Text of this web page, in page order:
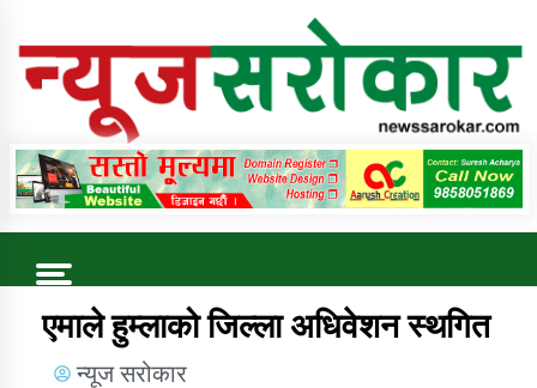
Online News Portal
Trending Now
एमाले हुम्लाको जिल्ला अधिवेशन स्थगित
न्यूज सरोकार